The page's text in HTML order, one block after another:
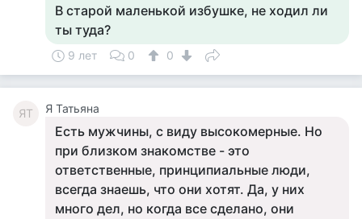
В старой маленькой избушке, не ходил ли
ты туда?
9 лет 0 0
ЯТ Я Татьяна
Есть мужчины, с виду высокомерные. Но
при близком знакомстве - это
ответственные, принципиальные люди,
всегда знаешь, что они хотят. Да, у них
много дел, но когда все сделано, они